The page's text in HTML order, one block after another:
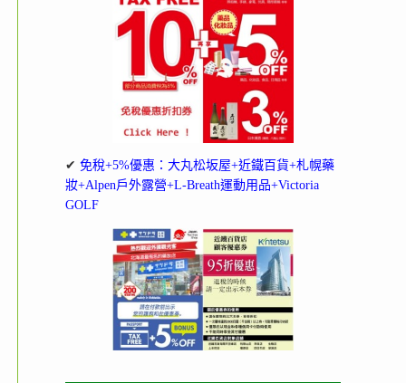
✔ 免稅+5%優惠：大丸松坂屋+近鐵百貨+札幌藥
妝+Alpen戶外露營+L-Breath運動用品+Victoria
GOLF